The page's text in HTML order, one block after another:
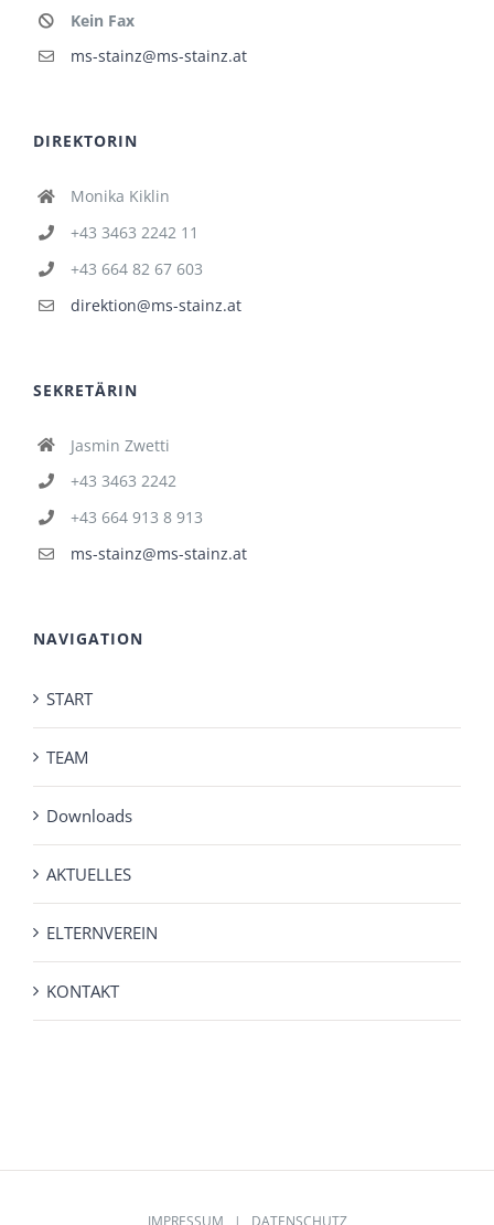
Kein Fax
ms-stainz@ms-stainz.at
DIREKTORIN
Monika Kiklin
+43 3463 2242 11
+43 664 82 67 603
direktion@ms-stainz.at
SEKRETÄRIN
Jasmin Zwetti
+43 3463 2242
+43 664 913 8 913
ms-stainz@ms-stainz.at
NAVIGATION
START
TEAM
Downloads
AKTUELLES
ELTERNVEREIN
KONTAKT
IMPRESSUM | DATENSCHUTZ